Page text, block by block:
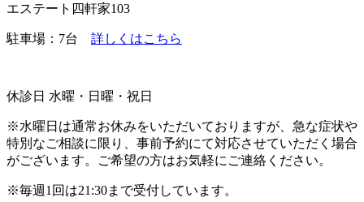
エステート四軒家103
駐車場：7台 詳しくはこちら
休診日 水曜・日曜・祝日
※水曜日は通常お休みをいただいておりますが、急な症状や
特別なご相談に限り、事前予約にて対応させていただく場合
がございます。ご希望の方はお気軽にご連絡ください。
※毎週1回は21:30まで受付しています。